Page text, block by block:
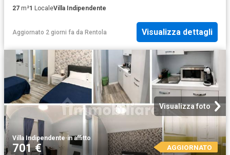
27 m²1 LocaleVilla Indipendente
Aggiornato 2 giorni fa da Rentola Visualizza dettagli
Visualizza foto
Villa Indipendente·in affitto
701 € AGGIORNATO